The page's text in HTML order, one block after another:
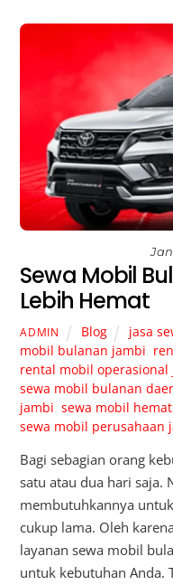
Sewa Mobil
Lebih Hemat
ADMIN Blog jasa
mobil bulanan jambi
rental mobil operasional
sewa mobil bulanan
jambi ,sewa mobil
sewa mobil perusahaan
Bagi sebagian orang
satu atau dua hari saja.
membutuhkannya
cukup lama. Oleh
layanan sewa mobil
untuk kebutuhan Anda.